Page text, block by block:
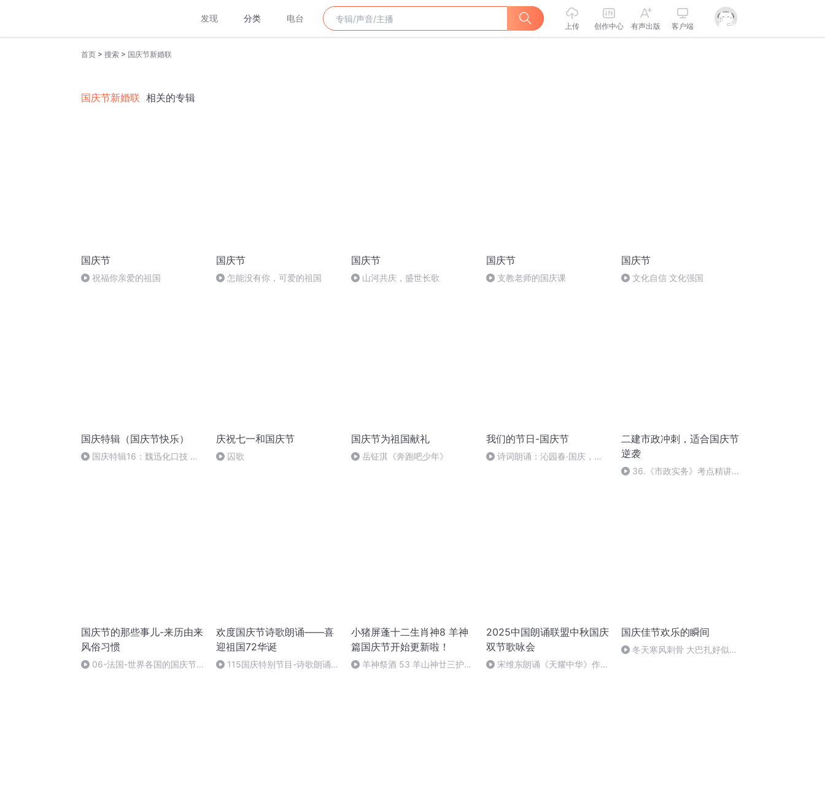
发现 分类 电台
上传 创作中心 有声出版 客户端
首页 > 搜索 > 国庆节新婚联
国庆节新婚联 相关的专辑
国庆节
祝福你亲爱的祖国
国庆节
怎能没有你，可爱的祖国
国庆节
山河共庆，盛世长歌
国庆节
支教老师的国庆课
国庆节
文化自信 文化强国
国庆特辑（国庆节快乐）
国庆特辑16：魏迅化口技 二
庆祝七一和国庆节
囚歌
国庆节为祖国献礼
岳钲淇《奔跑吧少年》
我们的节日-国庆节
诗词朗诵：沁园春·国庆，朗
二建市政冲刺，适合国庆节
逆袭
36.《市政实务》考点精讲第
国庆节的那些事儿-来历由来
风俗习惯
06-法国-世界各国的国庆节-
欢度国庆节诗歌朗诵——喜
迎祖国72华诞
115国庆特别节目-诗歌朗诵-
小猪屏蓬十二生肖神8 羊神
篇国庆节开始更新啦！
羊神祭酒 53 羊山神廿三护祭
2025中国朗诵联盟中秋国庆
双节歌咏会
宋维东朗诵《天耀中华》作
国庆佳节欢乐的瞬间
冬天寒风刺骨 大巴扎好似温